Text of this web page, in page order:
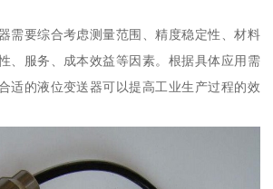
需要综合考虑测量范围、精度稳定性、材料
、服务、成本效益等因素。根据具体应用需
适的液位变送器可以提高工业生产过程的效